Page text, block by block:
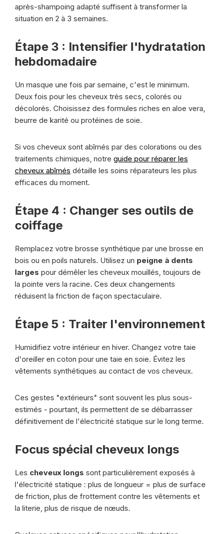
après-shampoing adapté suffisent à transformer la
situation en 2 à 3 semaines.
Étape 3 : Intensifier l'hydratation
hebdomadaire
Un masque une fois par semaine, c'est le minimum.
Deux fois pour les cheveux très secs, colorés ou
décolorés. Choisissez des formules riches en aloe vera,
beurre de karité ou protéines de soie.
Si vos cheveux sont abîmés par des colorations ou des
traitements chimiques, notre guide pour réparer les
cheveux abîmés détaille les soins réparateurs les plus
efficaces du moment.
Étape 4 : Changer ses outils de
coiffage
Remplacez votre brosse synthétique par une brosse en
bois ou en poils naturels. Utilisez un peigne à dents
larges pour démêler les cheveux mouillés, toujours de
la pointe vers la racine. Ces deux changements
réduisent la friction de façon spectaculaire.
Étape 5 : Traiter l'environnement
Humidifiez votre intérieur en hiver. Changez votre taie
d'oreiller en coton pour une taie en soie. Évitez les
vêtements synthétiques au contact de vos cheveux.
Ces gestes "extérieurs" sont souvent les plus sous-
estimés - pourtant, ils permettent de se débarrasser
définitivement de l'électricité statique sur le long terme.
Focus spécial cheveux longs
Les cheveux longs sont particulièrement exposés à
l'électricité statique : plus de longueur = plus de surface
de friction, plus de frottement contre les vêtements et
la literie, plus de risque de nœuds.